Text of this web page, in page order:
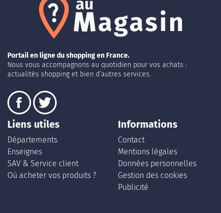
Portail en ligne du shopping en France.
Nous vous accompagnons au quotidien pour vos achats :
actualités shopping et bien d’autres services.
Liens utiles
Départements
Enseignes
SAV & Service client
Où acheter vos produits ?
Informations
Contact
Mentions légales
Données personnelles
Gestion des cookies
Publicité